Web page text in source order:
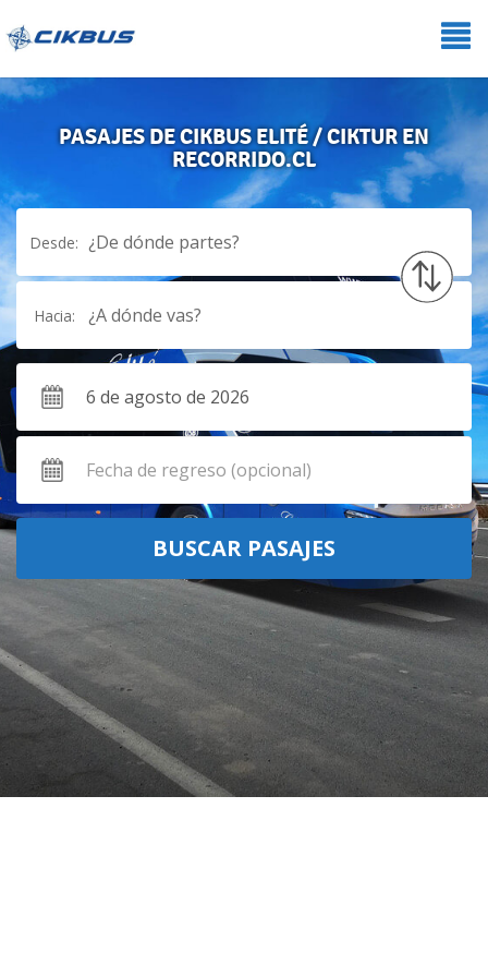
PASAJES DE CIKBUS ELITÉ / CIKTUR EN
RECORRIDO.CL
Desde: ¿De dónde partes?
Hacia: ¿A dónde vas?
BUSCAR PASAJES